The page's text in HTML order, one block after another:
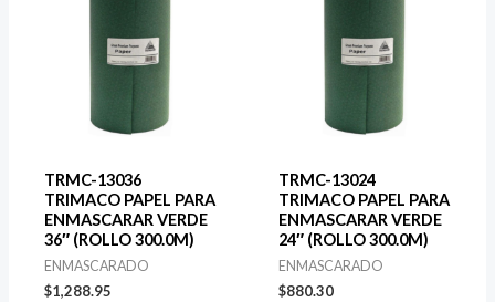
TRMC-13036
TRIMACO PAPEL PARA
ENMASCARAR VERDE
36″ (ROLLO 300.0M)
ENMASCARADO
$1,288.95
TRMC-13024
TRIMACO PAPEL PARA
ENMASCARAR VERDE
24″ (ROLLO 300.0M)
ENMASCARADO
$880.30